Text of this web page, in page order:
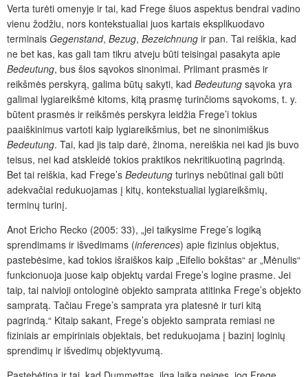
Verta turėti omenyje ir tai, kad Frege šiuos aspektus bendrai vadino
vienu žodžiu, nors kontekstualiai juos kartais eksplikuodavo
terminais Gegenstand, Bezug, Bezeichnung ir pan. Tai reiškia, kad
ne bet kas, kas gali tam tikru atveju būti teisingai pasakyta apie
Bedeutung, bus šios sąvokos sinonimai. Priimant prasmės ir
reikšmės perskyrą, galima būtų sakyti, kad Bedeutung sąvoka yra
galimai lygiareikšmė kitoms, kitą prasmę turinčioms sąvokoms, t. y.
būtent prasmės ir reikšmės perskyra leidžia Frege’i tokius
paaiškinimus vartoti kaip lygiareikšmius, bet ne sinonimiškus
Bedeutung. Tai, kad jis taip darė, žinoma, nereiškia nei kad jis buvo
teisus, nei kad atskleidė tokios praktikos nekritikuotiną pagrindą.
Bet tai reiškia, kad Frege’s Bedeutung turinys nebūtinai gali būti
adekvačiai redukuojamas į kitų, kontekstualiai lygiareikšmių,
terminų turinį.
Anot Ericho Recko (2005: 33), „jei taikysime Frege’s logiką
sprendimams ir išvedimams (inferences) apie fizinius objektus,
pastebėsime, kad tokios išraiškos kaip „Eifelio bokštas“ ar „Mėnulis“
funkcionuoja juose kaip objektų vardai Frege’s logine prasme. Jei
taip, tai naivioji ontologinė objekto samprata atitinka Frege’s objekto
sampratą. Tačiau Frege’s samprata yra platesnė ir turi kitą
pagrindą.“ Kitaip sakant, Frege’s objekto samprata remiasi ne
fiziniais ar empiriniais objektais, bet redukuojama į bazinį loginių
sprendimų ir išvedimų objektyvumą.